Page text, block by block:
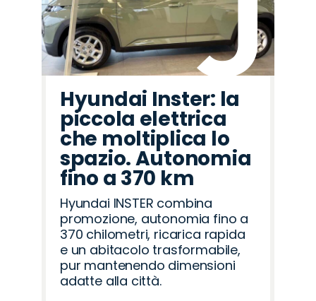
Hyundai Inster: la
piccola elettrica
che moltiplica lo
spazio. Autonomia
fino a 370 km
Hyundai INSTER combina
promozione, autonomia fino a
370 chilometri, ricarica rapida
e un abitacolo trasformabile,
pur mantenendo dimensioni
adatte alla città.